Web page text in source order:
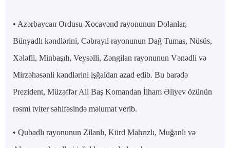
• Azərbaycan Ordusu Xocavənd rayonunun Dolanlar,
Bünyadlı kəndlərini, Cəbrayıl rayonunun Dağ Tumas, Nüsüs,
Xələfli, Minbaşılı, Veysəlli, Zəngilan rayonunun Vənədli və
Mirzəhəsənli kəndlərini işğaldan azad edib. Bu barədə
Prezident, Müzəffər Ali Baş Komandan İlham Əliyev özünün
rəsmi tviter səhifəsində məlumat verib.
• Qubadlı rayonunun Zilanlı, Kürd Mahrızlı, Muğanlı və